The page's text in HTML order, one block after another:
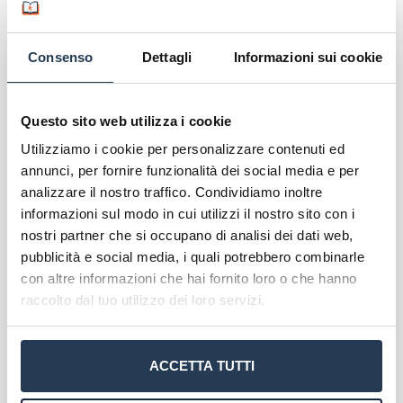
Consenso Dettagli Informazioni sui cookie
Questo sito web utilizza i cookie
Utilizziamo i cookie per personalizzare contenuti ed
annunci, per fornire funzionalità dei social media e per
analizzare il nostro traffico. Condividiamo inoltre
informazioni sul modo in cui utilizzi il nostro sito con i
nostri partner che si occupano di analisi dei dati web,
pubblicità e social media, i quali potrebbero combinarle
con altre informazioni che hai fornito loro o che hanno
raccolto dal tuo utilizzo dei loro servizi.
ACCETTA TUTTI
certificazione informatica EIPASS è un punto di
riferimento per l’acquisizione e la valutazione
dellecompetenze informatiche e digitali degli
studenti: con un titolo EIPASS, lo studente ha
della progettazione curricolare e dei piani di
studio. EIPASS è regolarmente inserita e valutata
come punteggio per ammissione universitaria,
esonero dell’esame di informatica, credito
formativo scolastico e universitario, PON e
progetti PCTO. A livello dicurriculum , certificare
le competenze informatiche è il primo passo per
chiunque voglia accedere o riqualificarsi nel
mondo del lavoro. Nel Curriculum Europass, è
prevista una voce specifica “Competenze digitali”,
conseguiti e le relative competenze informatiche.
Inoltre, l’attestato di frequenza al corso è valido